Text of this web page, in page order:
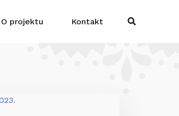
O projektu Kontakt